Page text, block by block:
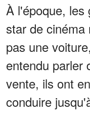
À l'époque, les
star de
pas une
entendu parler
vente, ils ont
conduire